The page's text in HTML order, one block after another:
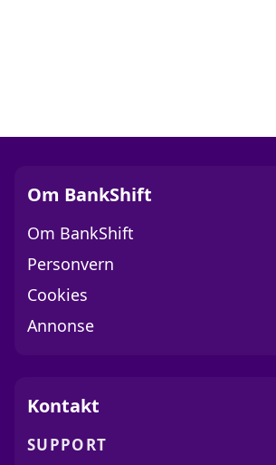
Om BankShift
Om BankShift
Personvern
Cookies
Annonse
Kontakt
SUPPORT